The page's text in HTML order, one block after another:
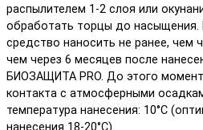
распылителем 1-2 слоя или
обработать торцы до
средство наносить не ранее, чем
чем через 6 месяцев после
БИОЗАЩИТА PRO. До этого
контакта с атмосферными
температура нанесения: 10°C
нанесения 18-20°C).